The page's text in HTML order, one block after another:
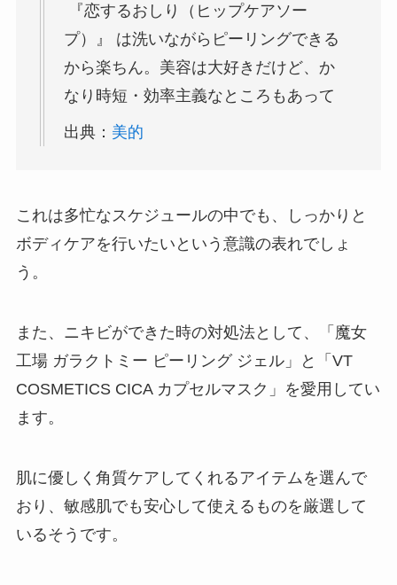
『恋するおしり（ヒップケアソー
プ）』
は洗いながらピーリングできる
から楽ちん。美容は大好きだけど、か
なり時短・効率主義なところもあって
出典： 美的
これは多忙なスケジュールの中でも、しっかりと
ボディケアを行いたいという意識の表れでしょ
う。
また、ニキビができた時の対処法として、「魔女
工場 ガラクトミー ピーリング ジェル」と「VT
COSMETICS CICA カプセルマスク」を愛用してい
ます。
肌に優しく角質ケアしてくれるアイテムを選んで
おり、敏感肌でも安心して使えるものを厳選して
いるそうです。